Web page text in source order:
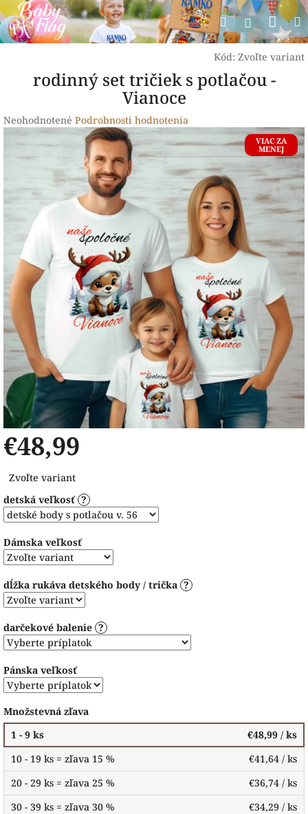
Prejsť
na
obsah
Hľadať
Kód: Zvoľte variant
rodinný set tričiek s potlačou -
Vianoce
Priemerné
hodnotenie
produktu
z
5
hviezdičiek.
Neohodnotené Podrobnosti hodnotenia
VIAC ZA
MENEJ
€48,99
cena:
Zvoľte variant
detská veľkosť ?
Dámska veľkosť
dĺžka rukáva detského body / trička ?
darčekové balenie ?
Pánska veľkosť
Množstevná zľava
1 - 9 ks
€48,99 / ks
10 - 19 ks = zľava 15 %
€41,64 / ks
20 - 29 ks = zľava 25 %
€36,74 / ks
30 - 39 ks = zľava 30 %
€34,29 / ks